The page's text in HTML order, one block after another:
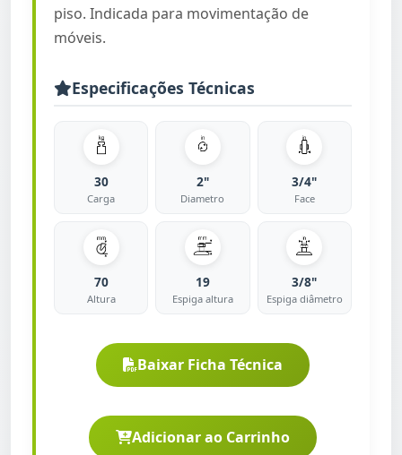
piso. Indicada para movimentação de
móveis.
Especificações Técnicas
30
Carga
2"
Diametro
3/4"
Face
70
Altura
19
Espiga altura
3/8"
Espiga diâmetro
Baixar Ficha Técnica
Adicionar ao Carrinho